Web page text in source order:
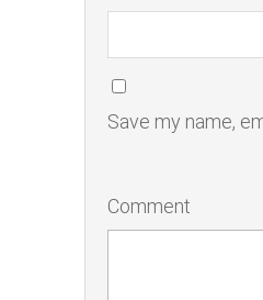
Save my name,
Comment